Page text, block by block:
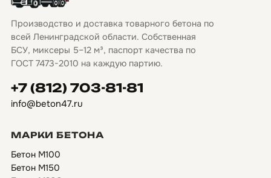
Производство и доставка товарного бетона по
всей Ленинградской области. Собственная
БСУ, миксеры 5–12 м³, паспорт качества по
ГОСТ 7473-2010 на каждую партию.
+7 (812) 703-81-81
info@beton47.ru
МАРКИ БЕТОНА
Бетон М100
Бетон М150